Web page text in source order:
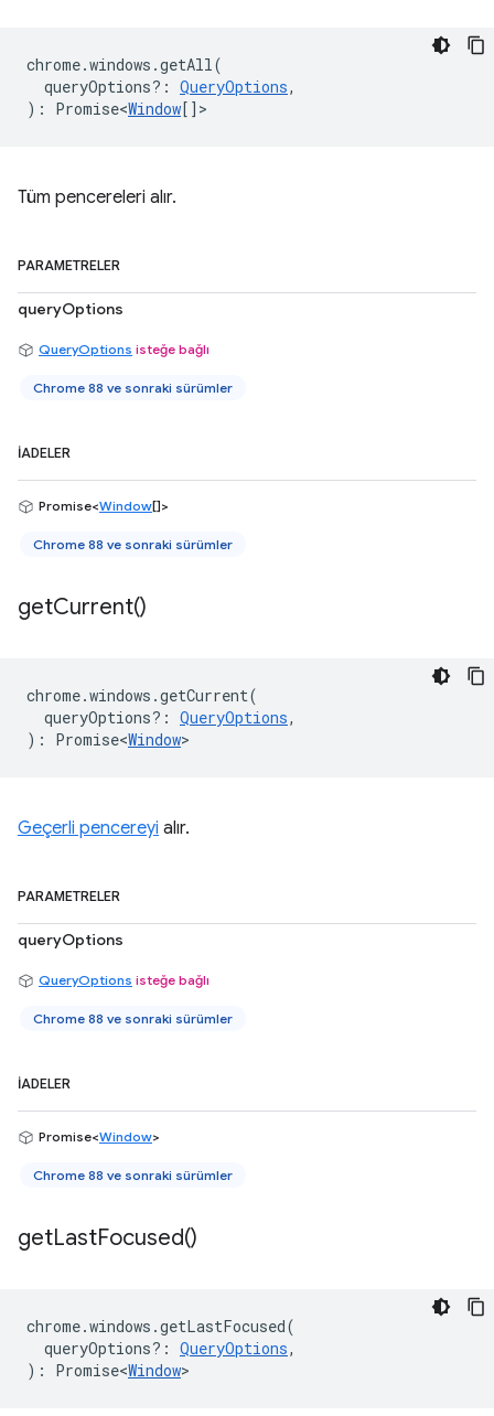
chrome.windows .getAll(
queryOptions? : QueryOptions,
) : Promise<Window[] >
Tüm pencereleri alır.
PARAMETRELER
queryOptions
QueryOptions isteğe bağlı
Chrome 88 ve sonraki sürümler
İADELER
Promise<Window[]>
Chrome 88 ve sonraki sürümler
getCurrent()
chrome.windows .getCurrent(
queryOptions? : QueryOptions,
) : Promise<Window>
Geçerli pencereyi alır.
PARAMETRELER
queryOptions
QueryOptions isteğe bağlı
Chrome 88 ve sonraki sürümler
İADELER
Promise<Window>
Chrome 88 ve sonraki sürümler
getLastFocused()
chrome.windows .getLastFocused(
queryOptions? : QueryOptions,
) : Promise<Window>